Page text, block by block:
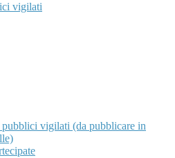
vigilati
vigilati (da pubblicare in